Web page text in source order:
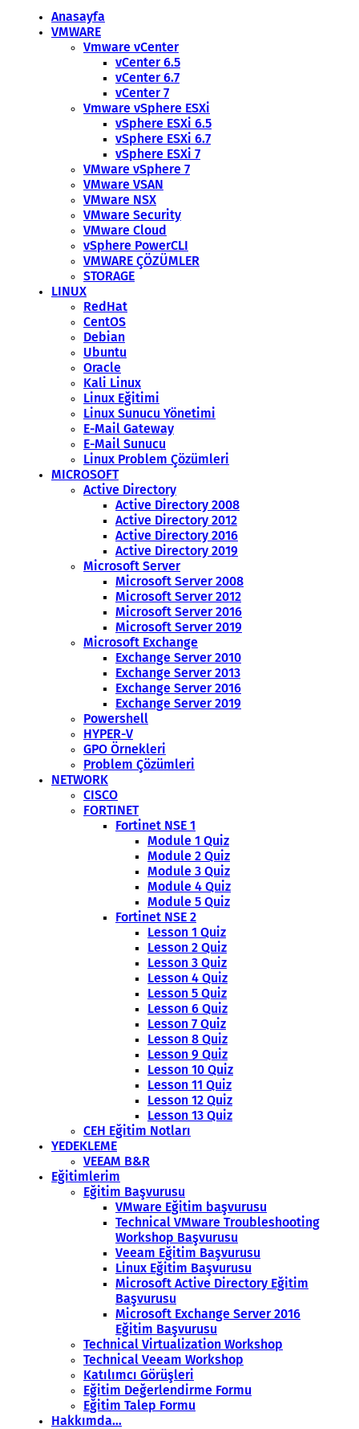
Anasayfa
VMWARE
Vmware vCenter
vCenter 6.5
vCenter 6.7
vCenter 7
Vmware vSphere ESXi
vSphere ESXi 6.5
vSphere ESXi 6.7
vSphere ESXi 7
VMware vSphere 7
VMware VSAN
VMware NSX
VMware Security
VMware Cloud
vSphere PowerCLI
VMWARE ÇÖZÜMLER
STORAGE
LINUX
RedHat
CentOS
Debian
Ubuntu
Oracle
Kali Linux
Linux Eğitimi
Linux Sunucu Yönetimi
E-Mail Gateway
E-Mail Sunucu
Linux Problem Çözümleri
MICROSOFT
Active Directory
Active Directory 2008
Active Directory 2012
Active Directory 2016
Active Directory 2019
Microsoft Server
Microsoft Server 2008
Microsoft Server 2012
Microsoft Server 2016
Microsoft Server 2019
Microsoft Exchange
Exchange Server 2010
Exchange Server 2013
Exchange Server 2016
Exchange Server 2019
Powershell
HYPER-V
GPO Örnekleri
Problem Çözümleri
NETWORK
CISCO
FORTINET
Fortinet NSE 1
Module 1 Quiz
Module 2 Quiz
Module 3 Quiz
Module 4 Quiz
Module 5 Quiz
Fortinet NSE 2
Lesson 1 Quiz
Lesson 2 Quiz
Lesson 3 Quiz
Lesson 4 Quiz
Lesson 5 Quiz
Lesson 6 Quiz
Lesson 7 Quiz
Lesson 8 Quiz
Lesson 9 Quiz
Lesson 10 Quiz
Lesson 11 Quiz
Lesson 12 Quiz
Lesson 13 Quiz
CEH Eğitim Notları
YEDEKLEME
VEEAM B&R
Eğitimlerim
Eğitim Başvurusu
VMware Eğitim başvurusu
Technical VMware Troubleshooting
Workshop Başvurusu
Veeam Eğitim Başvurusu
Linux Eğitim Başvurusu
Microsoft Active Directory Eğitim
Başvurusu
Microsoft Exchange Server 2016
Eğitim Başvurusu
Technical Virtualization Workshop
Technical Veeam Workshop
Katılımcı Görüşleri
Eğitim Değerlendirme Formu
Eğitim Talep Formu
Hakkımda…